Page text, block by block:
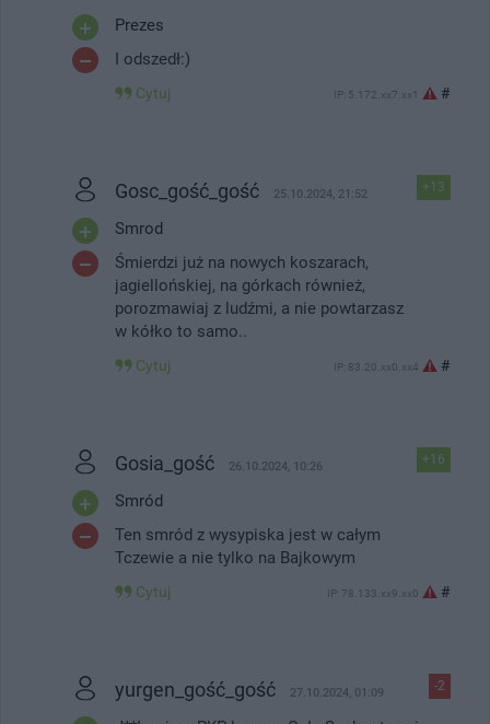
Prezes
I odszedł:)
Cytuj IP: 5.172.xx7.xx1 #
+13
Gosc_gość_gość 25.10.2024, 21:52
Smrod
Śmierdzi już na nowych koszarach,
jagiellońskiej, na górkach również,
porozmawiaj z ludźmi, a nie powtarzasz
w kółko to samo..
Cytuj IP: 83.20.xx0.xx4 #
+16
Gosia_gość 26.10.2024, 10:26
Smród
Ten smród z wysypiska jest w całym
Tczewie a nie tylko na Bajkowym
Cytuj IP: 78.133.xx9.xx0 #
-2
yurgen_gość_gość 27.10.2024, 01:09